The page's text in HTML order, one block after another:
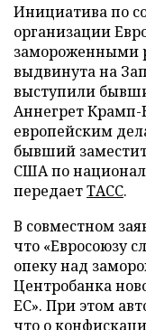
Инициатива по
организации
замороженными
выдвинута на
выступили
Аннегрет Крамп-
европейским
бывший
США по
передаетТАСС.
В совместном
что «Евросоюзу
опеку над
Центробанка
ЕС». При этом
что о